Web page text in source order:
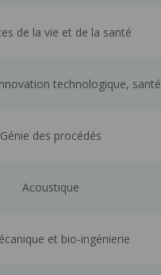
de la vie et de la santé
technologique,
Génie des procédés
Acoustique
et bio-ingénierie